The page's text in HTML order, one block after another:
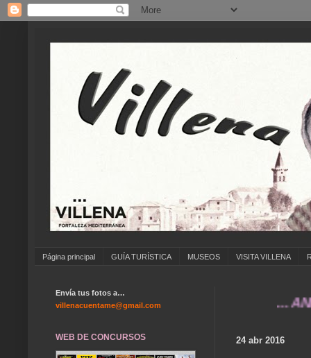
Página principal GUÍA TURÍSTICA MUSEOS VISITA VILLENA
... ANÍMATE
24 abr 2016
Envía tus fotos a…
villenacuentame@gmail.com
WEB DE CONCURSOS